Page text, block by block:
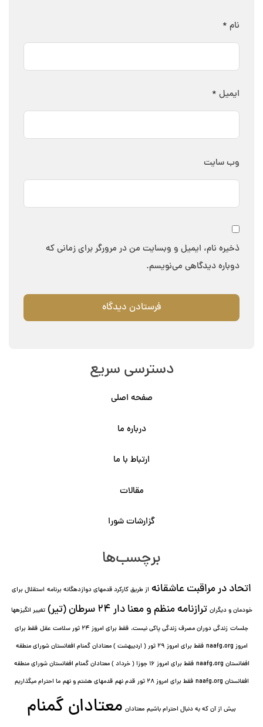
نام *
ایمیل *
وب‌ سایت
ذخیره نام، ایمیل و وبسایت من در مرورگر برای زمانی که
دوباره دیدگاهی می‌نویسم.
دسترسی سریع
صفحه اصلی
درباره ما
ارتباط با ما
مقالات
گزارشات شورا
برچسب‌ها
اتحاد در مراقبت عاشقانه از طریق کارکرد قدمهای دوازده⁯گانه برنامه استقلال برای
خودمان و دیگران ترازنامه منظم و معنا دار ٢۴ سرطان (تیر)
تغییر انگیزه⁯ها
جلسات زندگی دوران مصرف زندگی پاکی نیست. فقط برای امروز 24 ثور سلامت عقل
فقط برای
امروز naafg.org
فقط برای امروز ٢٩ ثور ( اردیبهشت ) معتادان گمنام افغانستان شورای منطقه
افغانستان naafg.org
فقط برای امروز ۱۶ جوزا ( خرداد ) معتادان گمنام افغانستان شورای منطقه
افغانستان naafg.org
فقط برای امروز ۲۸ ثور قدم نهم قدمهای هشتم و نهم ما احترام میگذاریم
بیش از آن که به دنبال احترام باشیم معتادان معتادان گمنام